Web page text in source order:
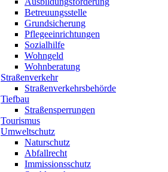
Betreuungsstelle
Grundsicherung
Pflegeeinrichtungen
Sozialhilfe
Wohngeld
Wohnberatung
Straßenverkehr
Straßenverkehrsbehörde
Tiefbau
Straßensperrungen
Tourismus
Umweltschutz
Naturschutz
Abfallrecht
Immissionsschutz